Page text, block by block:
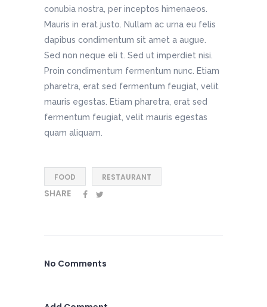
conubia nostra, per inceptos himenaeos.
Mauris in erat justo. Nullam ac urna eu felis
dapibus condimentum sit amet a augue.
Sed non neque eli t. Sed ut imperdiet nisi.
Proin condimentum fermentum nunc. Etiam
pharetra, erat sed fermentum feugiat, velit
mauris egestas. Etiam pharetra, erat sed
fermentum feugiat, velit mauris egestas
quam aliquam.
FOOD RESTAURANT
SHARE
No Comments